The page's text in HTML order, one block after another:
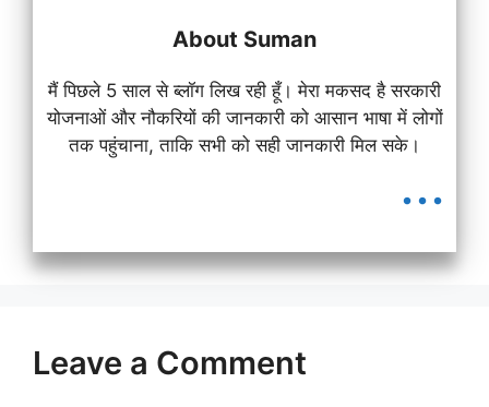
About Suman
मैं पिछले 5 साल से ब्लॉग लिख रही हूँ। मेरा मकसद है सरकारी
योजनाओं और नौकरियों की जानकारी को आसान भाषा में लोगों
तक पहुंचाना, ताकि सभी को सही जानकारी मिल सके।
...
Leave a Comment